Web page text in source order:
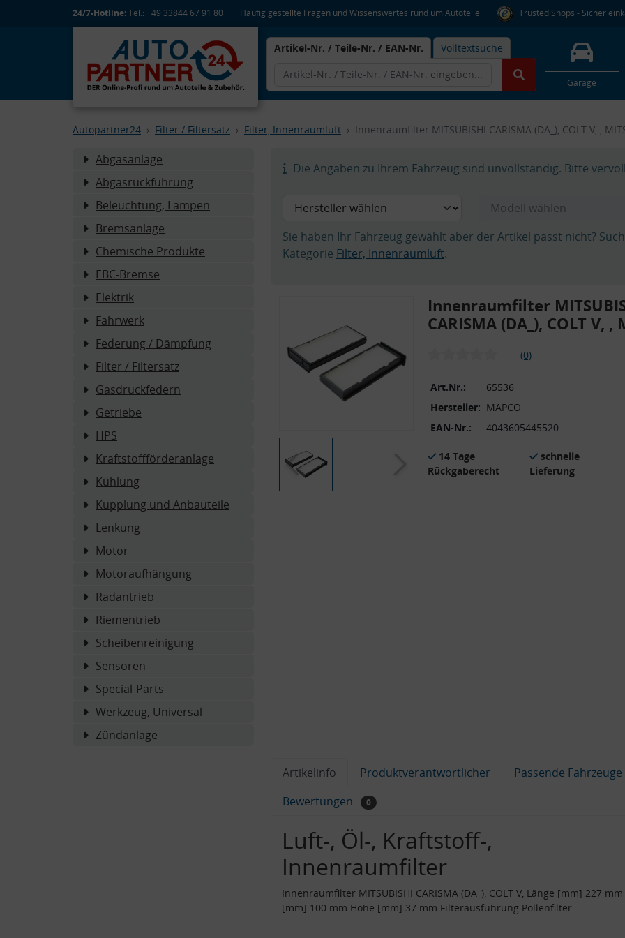
24/7-Hotline:Tel.: +49 33844 67 91 80 Häufig gestellte Fragen und Wissenswertes rund um Autoteile Trusted Shops - Sicher
Artikel-Nr. / Teile-Nr. / EAN-Nr. Volltextsuche
Garage
Autopartner24 Filter / Filtersatz Filter, Innenraumluft Innenraumfilter MITSUBISHI CARISMA (DA_), COLT V, ,
Abgasanlage
Abgasrückführung
Beleuchtung, Lampen
Bremsanlage
Chemische Produkte
EBC-Bremse
Elektrik
Fahrwerk
Federung / Dämpfung
Filter / Filtersatz
Gasdruckfedern
Getriebe
HPS
Kraftstoffförderanlage
Kühlung
Kupplung und Anbauteile
Lenkung
Motor
Motoraufhängung
Radantrieb
Riementrieb
Scheibenreinigung
Sensoren
Special-Parts
Werkzeug, Universal
Zündanlage
Die Angaben zu Ihrem Fahrzeug sind unvollständig. Bitte
Sie haben Ihr Fahrzeug gewählt aber der Artikel passt nicht?
Kategorie Filter, Innenraumluft.
Innenraumfilter
CARISMA (DA_), COLT V, ,
(0)
Art.Nr.:
65536
Hersteller: MAPCO
EAN-Nr.:
4043605445520
14 Tage
Rückgaberecht
schnelle
Lieferung
Artikelinfo Produktverantwortlicher
Passende Fahrzeuge
Bewertungen
0
Luft-, Öl-, Kraftstoff-,
Innenraumfilter
Innenraumfilter MITSUBISHI CARISMA (DA_), COLT V, Länge [mm] 227
[mm] 100 mm Höhe [mm] 37 mm Filterausführung Pollenfilter